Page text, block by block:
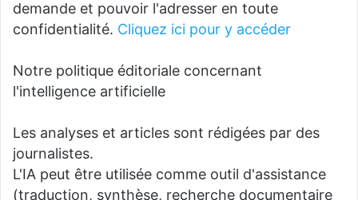
demande et pouvoir l'adresser en toute
confidentialité. Cliquez ici pour y accéder
Notre politique éditoriale concernant
l'intelligence artificielle
Les analyses et articles sont rédigées par des
journalistes.
L'IA peut être utilisée comme outil d'assistance
(traduction, synthèse, recherche documentaire